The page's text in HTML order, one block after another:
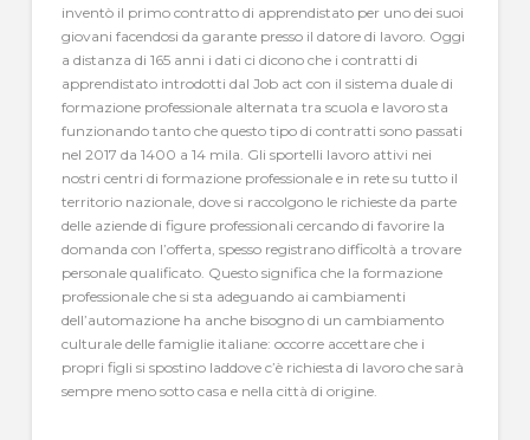
inventò il primo contratto di apprendistato per uno dei suoi
giovani facendosi da garante presso il datore di lavoro. Oggi
a distanza di 165 anni i dati ci dicono che i contratti di
apprendistato introdotti dal Job act con il sistema duale di
formazione professionale alternata tra scuola e lavoro sta
funzionando tanto che questo tipo di contratti sono passati
nel 2017 da 1400 a 14 mila. Gli sportelli lavoro attivi nei
nostri centri di formazione professionale e in rete su tutto il
territorio nazionale, dove si raccolgono le richieste da parte
delle aziende di figure professionali cercando di favorire la
domanda con l’offerta, spesso registrano difficoltà a trovare
personale qualificato. Questo significa che la formazione
professionale che si sta adeguando ai cambiamenti
dell’automazione ha anche bisogno di un cambiamento
culturale delle famiglie italiane: occorre accettare che i
propri figli si spostino laddove c’è richiesta di lavoro che sarà
sempre meno sotto casa e nella città di origine.